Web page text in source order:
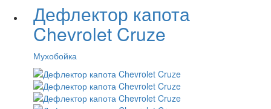
Дефлектор капота
Chevrolet Cruze
Мухобойка